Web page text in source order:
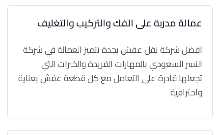
عمالة مدربة على الفك والتركيب والتغليف
افضل شركة نقل عفش بجدة تتميز العمالة في شركة
النسر السعودي بالمهارات الفريدة والخبرات التي
تجعلها قادرة على التعامل مع كل قطعة عفش بعناية
واحترافية